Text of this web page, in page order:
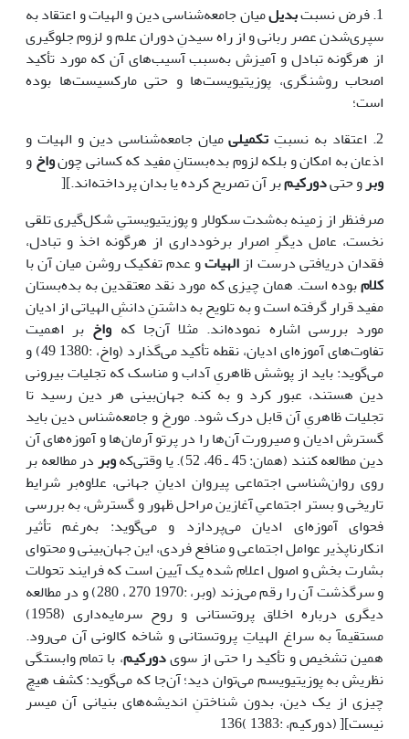
1. فرض نسبت
بدیلمیان جامعه‌شناسی دین و الهیات و اعتقاد به
سپری‌شدن عصر ربانی و از راه سیدنِ دوران علم و لزوم جلوگیری
از هرگونه تبادل و آمیزش به‌سبب آسیب‌های آن که مورد تأکید
اصحاب روشنگری، پوزیتیویست‌ها و حتی مارکسیست‌ها بوده
است؛
2. اعتقاد به نسبتِ
تکمیلیمیان جامعه‌شناسی دین و الهیات و
اذعان به امکان و بلکه لزوم بده‌بستانِ مفید که کسانی چونواخو
وبرو حتیدورکیمبر آن تصریح کرده یا بدان پرداخته‌اند.][
صرفنظر از زمینه به‌شدت سکولار و پوزیتیویستیِ شکل‌گیری تلقی
نخست، عامل دیگرِ اصرار برخودداری از هرگونه اخذ و تبادل،
فقدان دریافتی درست ازالهیاتو عدم تفکیک روشن میان آن با
کلامبوده است. همان چیزی که مورد نقد معتقدین به بده‌بستان
مفید قرار گرفته است و به تلویح به داشتنِ دانشِ الهیاتی از ادیان
مورد بررسی اشاره نموده‌اند. مثلا آن‌جا که واخ بر اهمیت
تفاوت‌های آموزه‌ای ادیان، نقطه تأکید می‌گذارد (واخ، :1380 49) و
می‌گوید: باید از پوشش ظاهریِ آداب و مناسک که تجلیات بیرونی
دین هستند، عبور کرد و به کنه جهان‌بینی هر دین رسید تا
تجلیات ظاهریِ آن قابل درک شود. مورخ و جامعه‌شناس دین باید
گسترش ادیان و صیرورت آن‌ها را در پرتو آرمان‌ها و آموزه‌های آن
دین مطالعه کنند (همان: 45 ـ 46، 52). یا وقتی‌که
وبردر مطالعه بر
روی روان‌شناسی اجتماعی پیروان ادیانِ جهانی، علاوه‌بر شرایط
تاریخی و بستر اجتماعیِ آغازین مراحل ظهور و گسترش، به بررسی
فحوای آموزه‌ای ادیان می‌پردازد و می‌گوید: به‌رغم تأثیر
انکارناپذیر عوامل اجتماعی و منافع فردی، این جهان‌بینی و محتوای
بشارت بخش و اصول اعلام شده یک آیین است که فرایند تحولات
و سرگذشت آن را رقم می‌زند (وبر، :1970 270 ، 280) و در مطالعه
دیگری درباره اخلاق پروتستانی و روح سرمایه‌داری (1958)
مستقیمآ به سراغ الهیاتِ پروتستانی و شاخه کالونی آن می‌رود.
همین تشخیص و تأکید را حتی از سویدورکیم، با تمام وابستگی
نظریش به پوزیتیویسم می‌توان دید؛ آن‌جا که می‌گوید: کشف هیچ
چیزی از یک دین، بدون شناختنِ اندیشه‌های بنیانی آن میسر
نیست][ (دورکیم، :1383 )136